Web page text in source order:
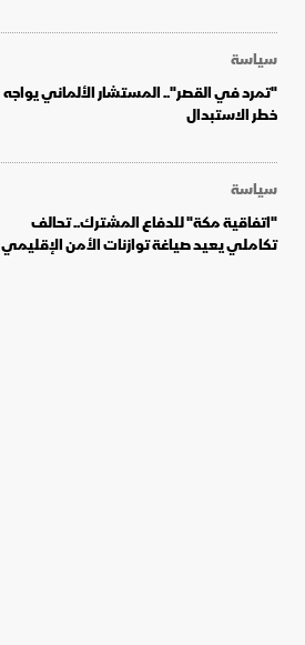
سياسة
"تمرد في القصر".. المستشار الألماني يواجه
خطر الاستبدال
سياسة
"اتفاقية مكة" للدفاع المشترك.. تحالف
تكاملي يعيد صياغة توازنات الأمن الإقليمي